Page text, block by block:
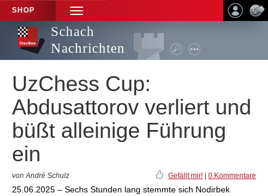
SHOP
TOGGLE
NAVIGATION
Schach
Nachrichten
UzChess Cup:
Abdusattorov verliert und
büßt alleinige Führung
ein
von André Schulz Gefällt mir! 0 Kommentare
25.06.2025 – Sechs Stunden lang stemmte sich Nodirbek